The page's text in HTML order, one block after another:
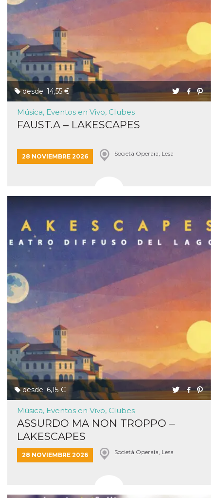
desde: 14,55 €
Música, Eventos en Vivo, Clubes
FAUST.A – LAKESCAPES
28 NOVIEMBRE 2026 Società Operaia, Lesa
desde: 6,15 €
Música, Eventos en Vivo, Clubes
ASSURDO MA NON TROPPO –
LAKESCAPES
28 NOVIEMBRE 2026 Società Operaia, Lesa